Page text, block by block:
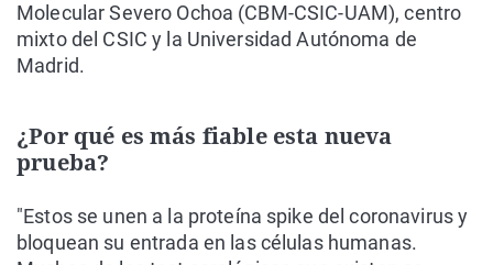
Molecular Severo Ochoa (CBM-CSIC-UAM), centro
mixto del CSIC y la Universidad Autónoma de
Madrid.
¿Por qué es más fiable esta nueva
prueba?
"Estos se unen a la proteína spike del coronavirus y
bloquean su entrada en las células humanas.